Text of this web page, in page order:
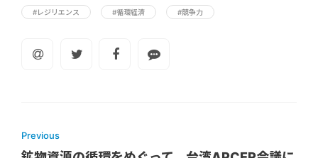
#レジリエンス #循環経済 #競争力
Previous